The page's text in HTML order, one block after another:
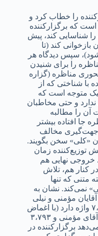
را خطاب کرد و
که برگزارکننده
شناسایی کند، پیش
کند (تا
سپس دیدگاه هر
را برای شنیدن
مناظره (گزاره
با شناختی که از
متوجه است که
و حتی مخاطبان
آن را مطالبه
جا افتاده بیشتر
جهت‌گیری مخالف
«کلی» سخن بگویند.
توزیع‌کننده زمان
نهایی هم
کنار هم، تلاش
متنی که تنها
نمی‌کند. نشان به
مؤمنی و نیلی
در دسترس قرار گرفت در مجموع ۷،۸۵۶ واژه دارد (با اغماض
ملاحظه‌ای نرم‌افزاری) که ۳،۵۲۲ از آن آقای مؤمنی و ۳،۷۹۳
برگزارکننده در